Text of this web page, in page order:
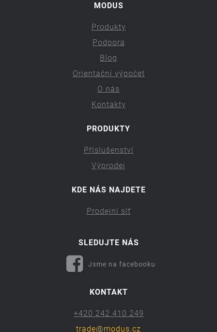
MODUS
Produkty
Podpora
Blog
Orientační výpočet
O nás
Kontakty
PRODUKTY
Příslušenství
Výprodej
KDE NÁS NAJDETE
Prodejní síť
SLEDUJTE NÁS
Jsme na facebooku
KONTAKT
+420 242 410 249
trade@modus.cz